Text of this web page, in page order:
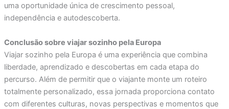
uma oportunidade única de crescimento pessoal,
independência e autodescoberta.
Conclusão sobre viajar sozinho pela Europa
Viajar sozinho pela Europa é uma experiência que combina
liberdade, aprendizado e descobertas em cada etapa do
percurso. Além de permitir que o viajante monte um roteiro
totalmente personalizado, essa jornada proporciona contato
com diferentes culturas, novas perspectivas e momentos que